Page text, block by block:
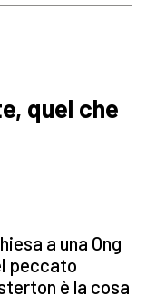
quel che
a una Ong
peccato
è la cosa